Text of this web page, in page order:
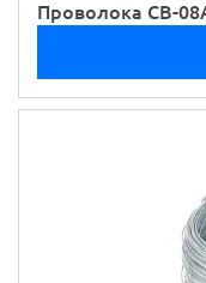
Проволока СВ-